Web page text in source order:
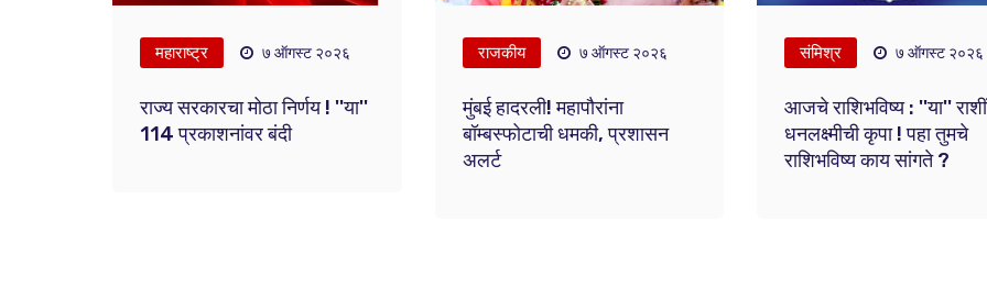
महाराष्ट्र ७ ऑगस्ट २०२६
राज्य सरकारचा मोठा निर्णय ! ''या''
114 प्रकाशनांवर बंदी
राजकीय ७ ऑगस्ट २०२६
मुंबई हादरली! महापौरांना
बॉम्बस्फोटाची धमकी, प्रशासन
अलर्ट
संमिश्र ७ ऑगस्ट २०२६
आजचे राशिभविष्य : ''या''
धनलक्ष्मीची कृपा ! पहा तुमचे
राशिभविष्य काय सांगते ?